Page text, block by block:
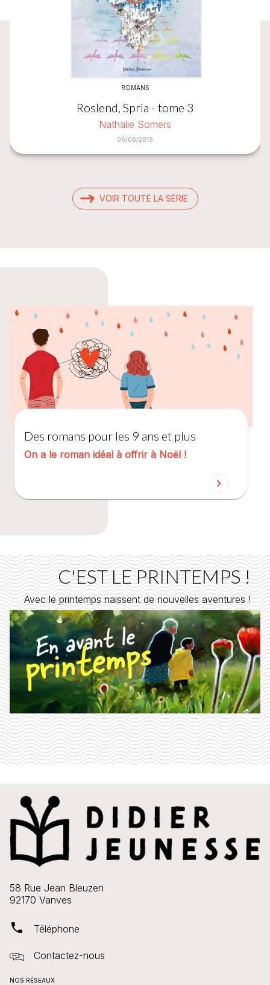
ROMANS
Roslend, Spria - tome 3
Nathalie Somers
06/06/2018
VOIR TOUTE LA SÉRIE
Des romans pour les 9 ans et plus
On a le roman idéal à offrir à Noël !
chevron_right
C'EST LE PRINTEMPS !
Avec le printemps naissent de nouvelles aventures !
58 Rue Jean Bleuzen
92170 Vanves
phone Téléphone
Contactez-nous
NOS RÉSEAUX